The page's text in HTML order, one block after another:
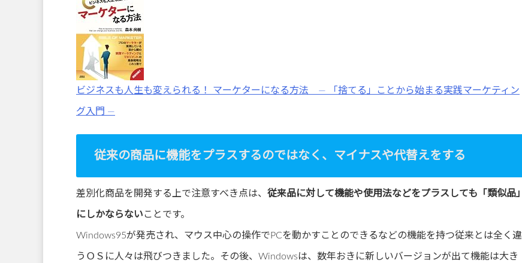
ビジネスも人生も変えられる！ マーケターになる方法 ― 「捨てる」ことから始まる実践マーケティン
グ入門 ―
従来の商品に機能をプラスするのではなく、マイナスや代替えをする
差別化商品を開発する上で注意すべき点は、 従来品に対して機能や使用法などをプラスしても「類似品」
にしかならない ことです。
Windows95が発売され、マウス中心の操作でPCを動かすことのできるなどの機能を持つ従来とは全く違
うＯＳに人々は飛びつきました。その後、Windowsは、数年おきに新しいバージョンが出て機能は大き